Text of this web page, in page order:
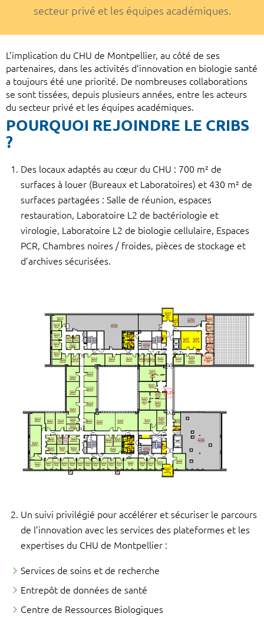
secteur privé et les équipes académiques.
L’implication du CHU de Montpellier, au côté de ses
partenaires, dans les activités d’innovation en biologie santé
a toujours été une priorité. De nombreuses collaborations
se sont tissées, depuis plusieurs années, entre les acteurs
du secteur privé et les équipes académiques.
POURQUOI REJOINDRE LE CRIBS
?
Des locaux adaptés au cœur du CHU : 700 m² de
surfaces à louer (Bureaux et Laboratoires) et 430 m² de
surfaces partagées : Salle de réunion, espaces
restauration, Laboratoire L2 de bactériologie et
virologie, Laboratoire L2 de biologie cellulaire, Espaces
PCR, Chambres noires / froides, pièces de stockage et
d’archives sécurisées.
Un suivi privilégié pour accélérer et sécuriser le parcours
de l’innovation avec les services des plateformes et les
expertises du CHU de Montpellier :
Services de soins et de recherche
Entrepôt de données de santé
Centre de Ressources Biologiques